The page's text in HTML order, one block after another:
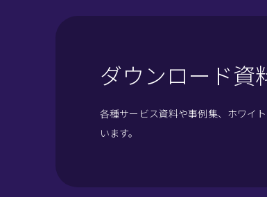
ダウンロード資
各種サービス資料や事例集、ホワイ
います。